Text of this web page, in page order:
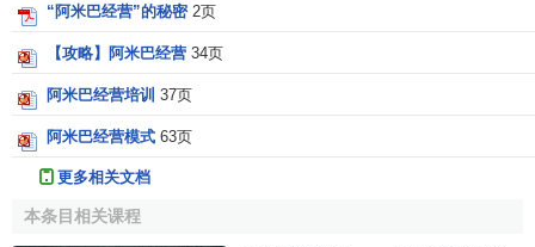
为利润显赫的大公司。
阿米巴经营的诞生
稻盛和夫在《阿米巴经营》中阐述了阿米巴经营。
便大家更好地理解阿米巴经营。
“阿米巴经营”的秘密 2页
【攻略】阿米巴经营 34页
阿米巴经营培训 37页
阿米巴经营模式 63页
更多相关文档
本条目相关课程